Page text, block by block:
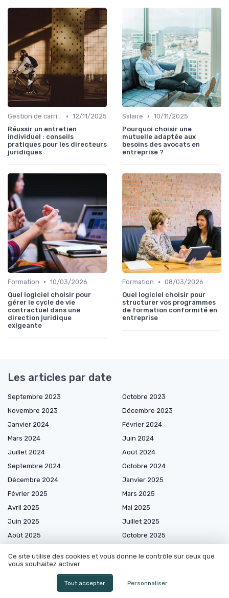
Gestion de carrière • 12/11/2025
Réussir un entretien
individuel : conseils
pratiques pour les directeurs
juridiques
Salaire • 10/11/2025
Pourquoi choisir une
mutuelle adaptée aux
besoins des avocats en
entreprise ?
Formation • 10/03/2026
Quel logiciel choisir pour
gérer le cycle de vie
contractuel dans une
direction juridique
exigeante
Formation • 08/03/2026
Quel logiciel choisir pour
structurer vos programmes
de formation conformité en
entreprise
Les articles par date
Septembre 2023
Octobre 2023
Novembre 2023
Décembre 2023
Janvier 2024
Février 2024
Mars 2024
Juin 2024
Juillet 2024
Août 2024
Septembre 2024
Octobre 2024
Décembre 2024
Janvier 2025
Février 2025
Mars 2025
Avril 2025
Mai 2025
Juin 2025
Juillet 2025
Août 2025
Octobre 2025
Janvier 2026
Ce site utilise des cookies et vous donne le contrôle sur ceux que
vous souhaitez activer
Tout accepter Personnaliser